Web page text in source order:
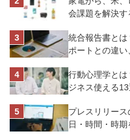
会課題を解決す
統合報告書と
ポートとの違
行動心理学と
ジネス使える
プレスリリー
日・時間・時期